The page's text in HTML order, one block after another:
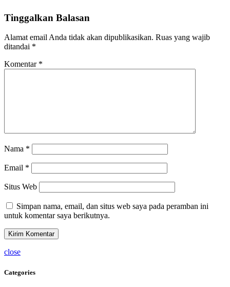
Tinggalkan Balasan
Alamat email Anda tidak akan dipublikasikan. Ruas yang wajib
ditandai *
Komentar *
Nama *
Email *
Situs Web
Simpan nama, email, dan situs web saya pada peramban ini
untuk komentar saya berikutnya.
close
Categories